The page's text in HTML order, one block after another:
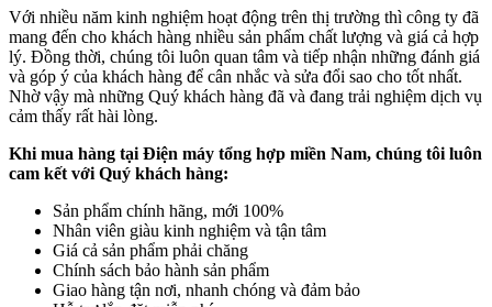
Với nhiều năm kinh nghiệm hoạt động trên thị trường thì công ty đã
mang đến cho khách hàng nhiều sản phẩm chất lượng và giá cả hợp
lý. Đồng thời, chúng tôi luôn quan tâm và tiếp nhận những đánh giá
và góp ý của khách hàng để cân nhắc và sửa đổi sao cho tốt nhất.
Nhờ vậy mà những Quý khách hàng đã và đang trải nghiệm dịch vụ
cảm thấy rất hài lòng.
Khi mua hàng tại Điện máy tổng hợp miền Nam, chúng tôi luôn
cam kết với Quý khách hàng:
Sản phẩm chính hãng, mới 100%
Nhân viên giàu kinh nghiệm và tận tâm
Giá cả sản phẩm phải chăng
Chính sách bảo hành sản phẩm
Giao hàng tận nơi, nhanh chóng và đảm bảo